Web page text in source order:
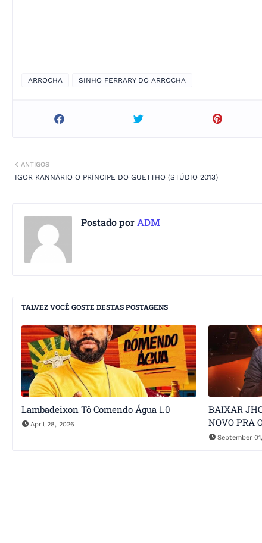
ARROCHA SINHO FERRARY DO ARROCHA
ANTIGOS
IGOR KANNÁRIO O PRÍNCIPE DO GUETTHO (STÚDIO 2013)
Postado porADM
TALVEZ VOCÊ GOSTE DESTAS POSTAGENS
Lambadeixon Tô Comendo Água 1.0
April 28, 2026
BAIXAR
NOVO PRA
September